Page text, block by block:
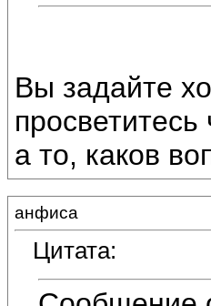
Вы задайте
просветитесь
а то, каков
анфиса
Цитата: